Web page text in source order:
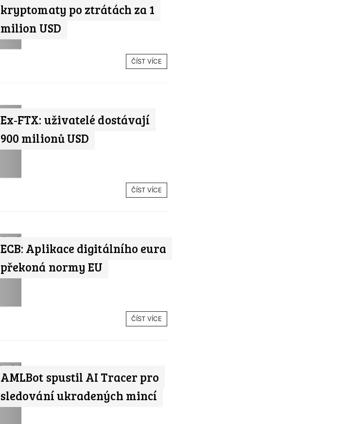
kryptomaty po ztrátách za 1
milion USD
ČÍST VÍCE
Ex‑FTX: uživatelé dostávají
900 milionů USD
ČÍST VÍCE
ECB: Aplikace digitálního eura
překoná normy EU
ČÍST VÍCE
AMLBot spustil AI Tracer pro
sledování ukradených mincí